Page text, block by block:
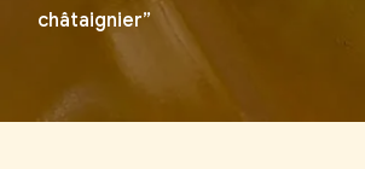
châtaignier”